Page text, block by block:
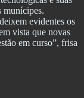
munícipes.
evidentes os
vista que novas
em curso”, frisa